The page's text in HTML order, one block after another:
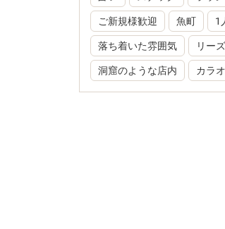
ご新規様歓迎 魚町 1
落ち着いた雰囲気 リー
洞窟のような店内 カラ